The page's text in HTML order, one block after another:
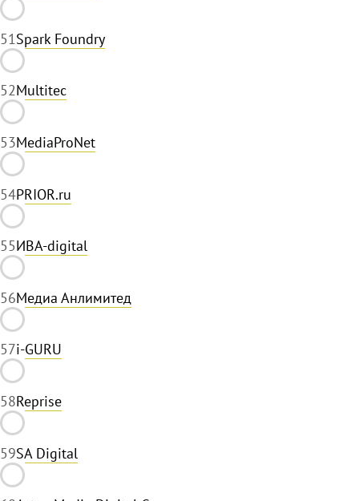
51Spark Foundry
52Multitec
53MediaProNet
54PRIOR.ru
55ИВА-digital
56Медиа Анлимитед
57i-GURU
58Reprise
59SA Digital